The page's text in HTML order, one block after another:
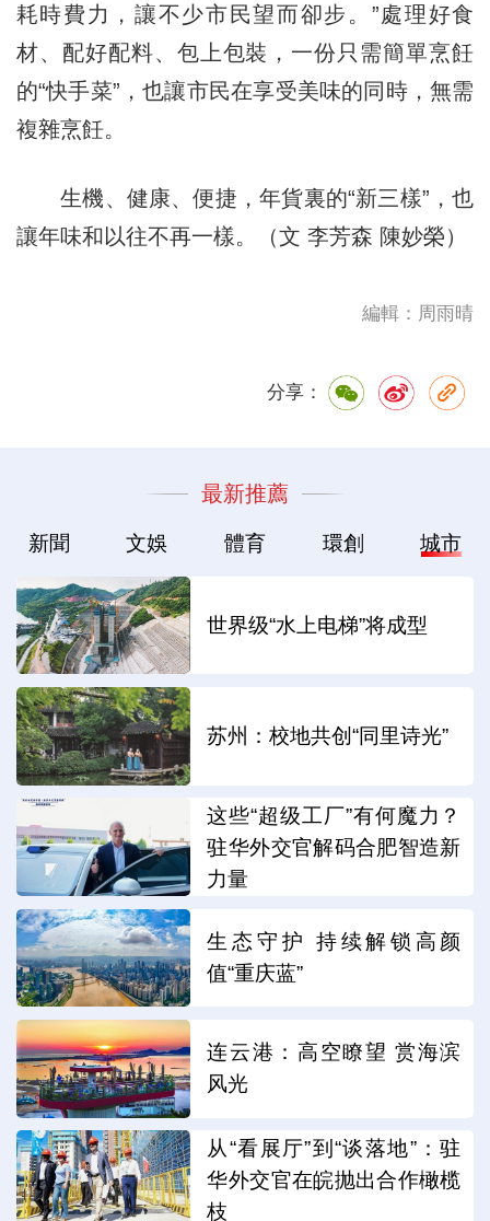
耗時費力，讓不少市民望而卻步。”處理好食
材、配好配料、包上包裝，一份只需簡單烹飪
的“快手菜”，也讓市民在享受美味的同時，無需
複雜烹飪。
生機、健康、便捷，年貨裏的“新三樣”，也
讓年味和以往不再一樣。（文 李芳森 陳妙榮）
編輯：周雨晴
分享：
最新推薦
新聞 文娛 體育 環創 城市
世界级“水上电梯”将成型
苏州：校地共创“同里诗光”
这些“超级工厂”有何魔力？
驻华外交官解码合肥智造新
力量
生态守护 持续解锁高颜
值“重庆蓝”
连云港：高空瞭望 赏海滨
风光
从“看展厅”到“谈落地”：驻
华外交官在皖抛出合作橄榄
枝